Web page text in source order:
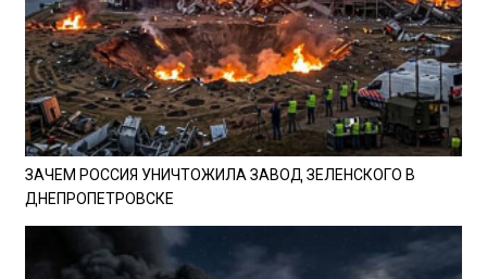
ЗАЧЕМ РОССИЯ УНИЧТОЖИЛА ЗАВОД ЗЕЛЕНСКОГО В
ДНЕПРОПЕТРОВСКЕ